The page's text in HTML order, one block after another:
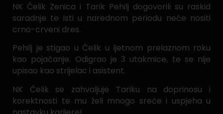
NK Čelik Zenica i Tarik Pehilj dogovorili su raskid
saradnje te isti u narednom periodu neće nositi
crno-crveni dres.
Pehilj je stigao u Čelik u ljetnom prelaznom roku
kao pojačanje. Odigrao je 3 utakmice, te se nije
upisao kao strijelac i asistent.
NK Čelik se zahvaljuje Tariku na doprinosu i
korektnosti te mu želi mnogo sreće i uspjeha u